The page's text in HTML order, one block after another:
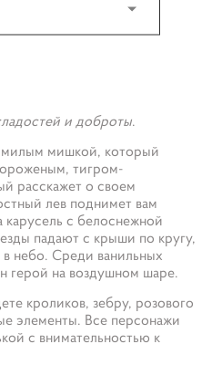
и доброты.
милым мишкой, который
тигром-
расскажет о своем
лев поднимет вам
с белоснежной
падают с крыши по кругу,
небо. Среди ванильных
герой на воздушном шаре.
кроликов, зебру, розового
элементы. Все персонажи
с внимательностью к